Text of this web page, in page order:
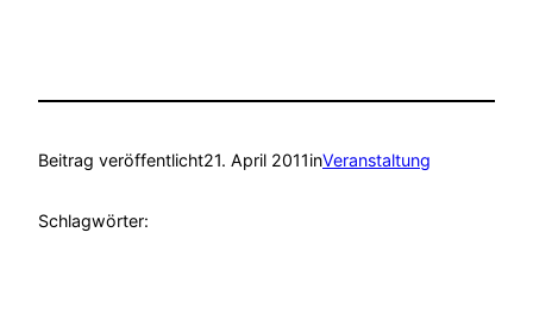
Beitrag veröffentlicht21. April 2011inVeranstaltung
Schlagwörter: